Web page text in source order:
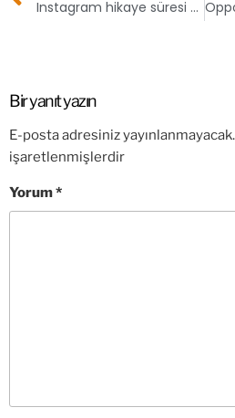
Instagram hikaye süresi uzatıldı!
Bir yanıt yazın
E-posta adresiniz yayınlanmayacak.
işaretlenmişlerdir
Yorum*